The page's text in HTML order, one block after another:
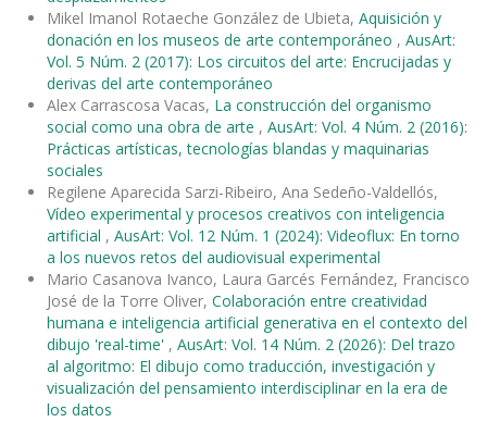
Mikel Imanol Rotaeche González de Ubieta, Aquisición y
donación en los museos de arte contemporáneo , AusArt:
Vol. 5 Núm. 2 (2017): Los circuitos del arte: Encrucijadas y
derivas del arte contemporáneo
Alex Carrascosa Vacas, La construcción del organismo
social como una obra de arte , AusArt: Vol. 4 Núm. 2 (2016):
Prácticas artísticas, tecnologías blandas y maquinarias
sociales
Regilene Aparecida Sarzi-Ribeiro, Ana Sedeño-Valdellós,
Vídeo experimental y procesos creativos con inteligencia
artificial , AusArt: Vol. 12 Núm. 1 (2024): Videoflux: En torno
a los nuevos retos del audiovisual experimental
Mario Casanova Ivanco, Laura Garcés Fernández, Francisco
José de la Torre Oliver, Colaboración entre creatividad
humana e inteligencia artificial generativa en el contexto del
dibujo 'real-time' , AusArt: Vol. 14 Núm. 2 (2026): Del trazo
al algoritmo: El dibujo como traducción, investigación y
visualización del pensamiento interdisciplinar en la era de
los datos